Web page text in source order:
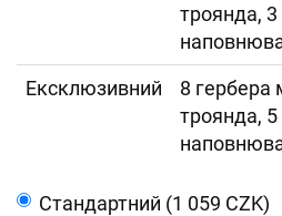
троянда, 3
Ексклюзивний
8 гербера
троянда, 5
Cтандартний (1 059 CZK)